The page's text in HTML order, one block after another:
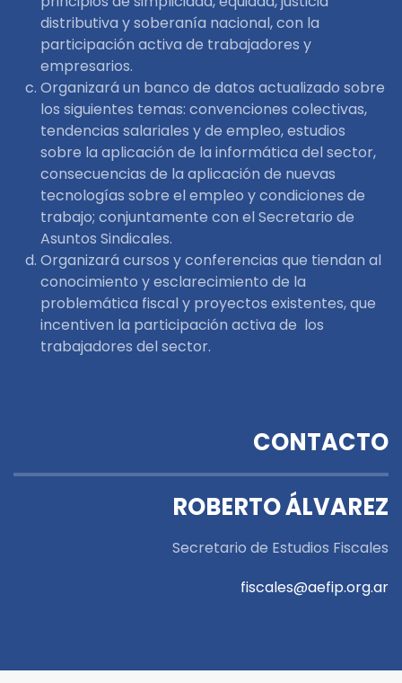
distributiva y soberanía nacional, con la
participación activa de trabajadores y
empresarios.
Organizará un banco de datos actualizado sobre
los siguientes temas: convenciones colectivas,
tendencias salariales y de empleo, estudios
sobre la aplicación de la informática del sector,
consecuencias de la aplicación de nuevas
tecnologías sobre el empleo y condiciones de
trabajo; conjuntamente con el Secretario de
Asuntos Sindicales.
Organizará cursos y conferencias que tiendan al
conocimiento y esclarecimiento de la
problemática fiscal y proyectos existentes, que
incentiven la participación activa de los
trabajadores del sector.
CONTACTO
ROBERTO ÁLVAREZ
Secretario de Estudios Fiscales
fiscales@aefip.org.ar